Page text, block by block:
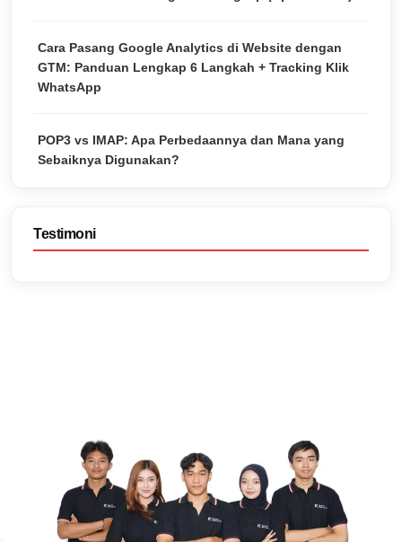
Cara Pasang Google Analytics di Website dengan
GTM: Panduan Lengkap 6 Langkah + Tracking Klik
WhatsApp
POP3 vs IMAP: Apa Perbedaannya dan Mana yang
Sebaiknya Digunakan?
Testimoni